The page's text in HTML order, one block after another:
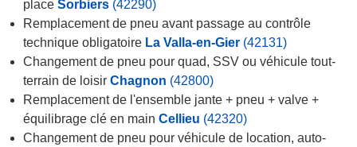
place Sorbiers (42290)
Remplacement de pneu avant passage au contrôle
technique obligatoire La Valla-en-Gier (42131)
Changement de pneu pour quad, SSV ou véhicule tout-
terrain de loisir Chagnon (42800)
Remplacement de l'ensemble jante + pneu + valve +
équilibrage clé en main Cellieu (42320)
Changement de pneu pour véhicule de location, auto-